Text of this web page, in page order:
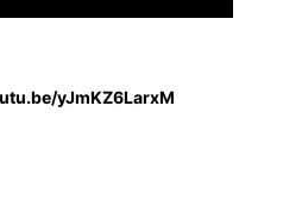
yJmKZ6LarxM